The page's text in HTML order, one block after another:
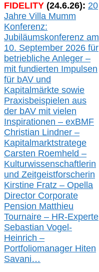
FIDELITY (24.6.26): 20
Jahre Villa Mumm
Konferenz:
Jubiläumskonferenz am
10. September 2026 für
betriebliche Anleger –
mit fundierten Impulsen
für bAV und
Kapitalmärkte sowie
Praxisbeispielen aus
der bAV mit vielen
Inspirationen – exBMF
Christian Lindner –
Kapitalmarktstratege
Carsten Roemheld –
Kulturwissenschaftlerin
und Zeitgeistforscherin
Kirstine Fratz – Opella
Director Corporate
Pension Matthieu
Tournaire – HR-Experte
Sebastian Vogel-
Heinrich –
Portfoliomanager Hiten
Savani…